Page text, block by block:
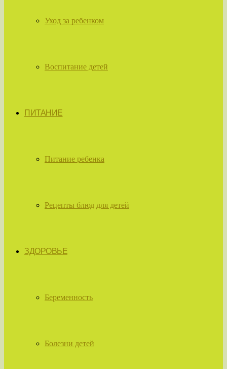
Уход за ребенком
Воспитание детей
ПИТАНИЕ
Питание ребенка
Рецепты блюд для детей
ЗДОРОВЬЕ
Беременность
Болезни детей